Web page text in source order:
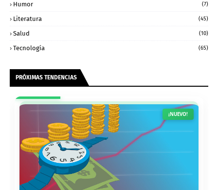
Humor (7)
Literatura (45)
Salud (10)
Tecnología (65)
PRÓXIMAS TENDENCIAS
¡NUEVO!